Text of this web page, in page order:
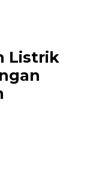
Listrik